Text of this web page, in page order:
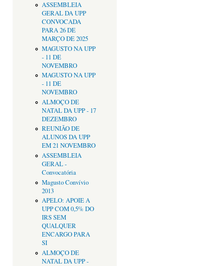
ASSEMBLEIA
GERAL DA UPP
CONVOCADA
PARA 26 DE
MARÇO DE 2025
MAGUSTO NA UPP
- 11 DE
NOVEMBRO
MAGUSTO NA UPP
- 11 DE
NOVEMBRO
ALMOÇO DE
NATAL DA UPP - 17
DEZEMBRO
REUNIÃO DE
ALUNOS DA UPP
EM 21 NOVEMBRO
ASSEMBLEIA
GERAL -
Convocatória
Magusto Convívio
2013
APELO: APOIE A
UPP COM 0,5% DO
IRS SEM
QUALQUER
ENCARGO PARA
SI
ALMOÇO DE
NATAL DA UPP -